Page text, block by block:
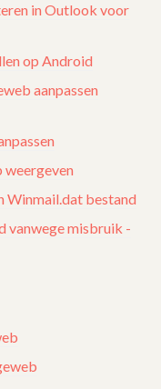
in Outlook voor
op Android
aanpassen
weergeven
Winmail.dat bestand
vanwege misbruik -